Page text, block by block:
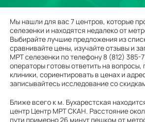
Мы нашли для вас 7 центров, которые
селезенки и находятся недалеко от
Выбирайте лучшие предложения из
сравнивайте цены, изучайте отзывы и
МРТ селезенки по телефону 8 (812)
операторы готовы ответить на вопросы,
клиники, сориентировать в ценах и
записывайтесь исследование со
Ближе всего к м. Бухарестская
центр Центр МРТ СКАН. Расстояние
пути примерно 26 минут пешком от